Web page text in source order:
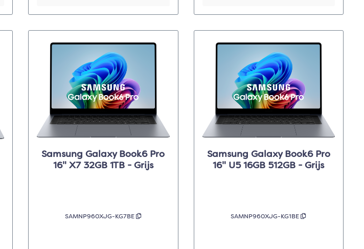
Samsung Galaxy Book6 Pro
16" X7 32GB 1TB - Grijs
SAMNP960XJG-KG7BE
Samsung Galaxy Book6 Pro
16" U5 16GB 512GB - Grijs
SAMNP960XJG-KG1BE